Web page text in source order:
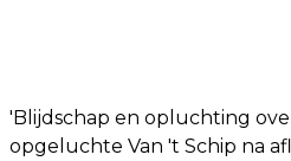
'Blijdschap en opluchting
opgeluchte Van 't Schip na